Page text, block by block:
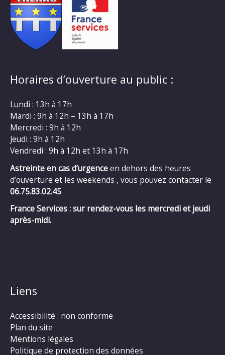
Horaires d’ouverture au public :
Lundi : 13h à 17h
Mardi : 9h à 12h – 13h à 17h
Mercredi : 9h à 12h
Jeudi : 9h à 12h
Vendredi : 9h à 12h et 13h à 17h
Astreinte en cas d’urgenceen dehors des heures
d’ouverture et les weekends , vous pouvez contacter le
06.75.83.02.45
France Services : sur rendez-vous les mercredi et jeudi
après-midi.
Liens
Accessibilité : non conforme
Plan du site
Mentions légales
Politique de protection des données